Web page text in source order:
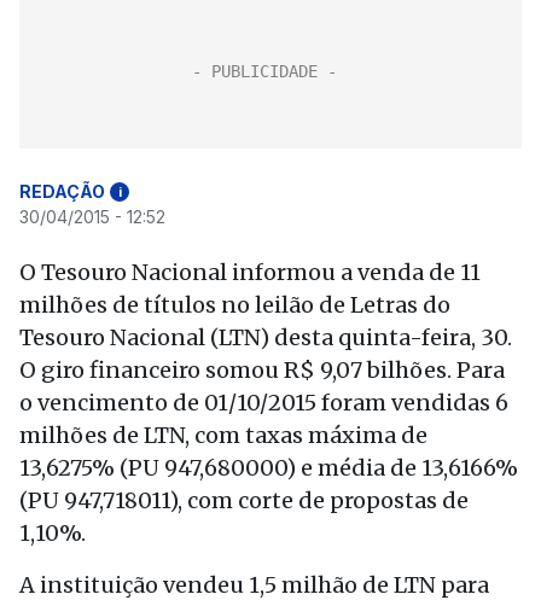
REDAÇÃO i
30/04/2015 - 12:52
O Tesouro Nacional informou a venda de 11
milhões de títulos no leilão de Letras do
Tesouro Nacional (LTN) desta quinta-feira, 30.
O giro financeiro somou R$ 9,07 bilhões. Para
o vencimento de 01/10/2015 foram vendidas 6
milhões de LTN, com taxas máxima de
13,6275% (PU 947,680000) e média de 13,6166%
(PU 947,718011), com corte de propostas de
1,10%.
A instituição vendeu 1,5 milhão de LTN para